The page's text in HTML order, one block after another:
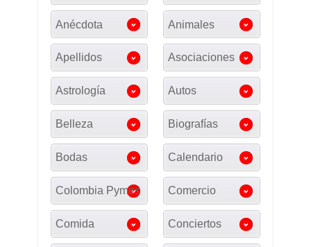
Anécdota Animales
Apellidos Asociaciones
Astrología Autos
Belleza Biografías
Bodas Calendario
Colombia Pymes Comercio
Comida Conciertos